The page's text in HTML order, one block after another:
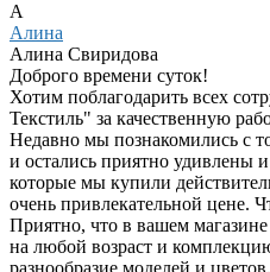
А
Алина
Алина Свиридова
Доброго времени суток!
Хотим поблагодарить всех
Текстиль" за качественную
Недавно мы познакомились с
и остались приятно удивлены
которые мы купили
очень привлекательной цене.
Приятно, что в вашем
на любой возраст и